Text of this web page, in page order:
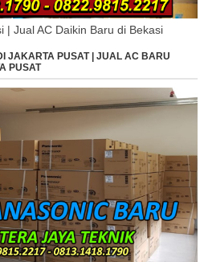
| Jual AC Daikin Baru di Bekasi
JAKARTA PUSAT | JUAL AC BARU
PUSAT